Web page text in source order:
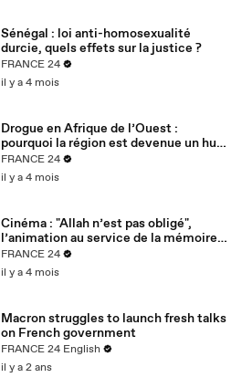
Sénégal : loi anti-homosexualité
durcie, quels effets sur la justice ?
FRANCE 24
il y a 4 mois
Drogue en Afrique de l’Ouest :
pourquoi la région est devenue un hub
mondial
FRANCE 24
il y a 4 mois
Cinéma : "Allah n’est pas obligé",
l’animation au service de la mémoire
des enfants-soldats
FRANCE 24
il y a 4 mois
Macron struggles to launch fresh talks
on French government
FRANCE 24 English
il y a 2 ans